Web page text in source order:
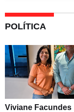
POLÍTICA
Viviane Facundes